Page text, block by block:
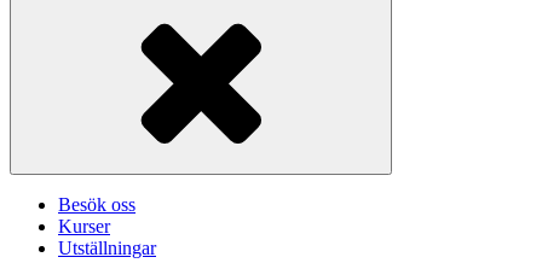
Besök oss
Kurser
Utställningar